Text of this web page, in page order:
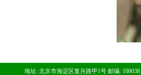
地址: 北京市海淀区复兴路甲1号 邮编: